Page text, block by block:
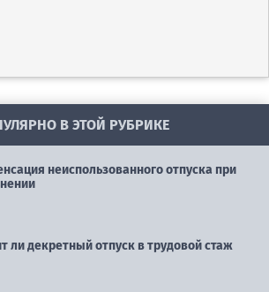
В ЭТОЙ РУБРИКЕ
неиспользованного отпуска при
ли декретный отпуск в трудовой стаж